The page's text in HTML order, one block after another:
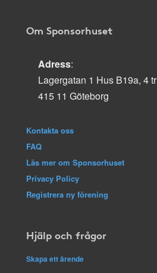
Om Sponsorhuset
Adress:
Lagergatan 1 Hus B19a, 4 tr
415 11 Göteborg
Kontakta oss
FAQ
Läs mer om Sponsorhuset
Privacy Policy
Registrera ny förening
Hjälp och frågor
Skapa ett ärende